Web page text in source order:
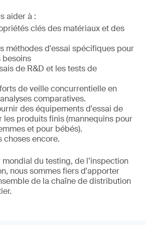
aider à :
clés des matériaux et des
méthodes d'essai spécifiques pour
besoins
de R&D et les tests de
de veille concurrentielle en
comparatives.
des équipements d'essai de
les produits finis (mannequins pour
et pour bébés).
choses encore.
du testing, de l’inspection
nous sommes fiers d'apporter
de la chaîne de distribution